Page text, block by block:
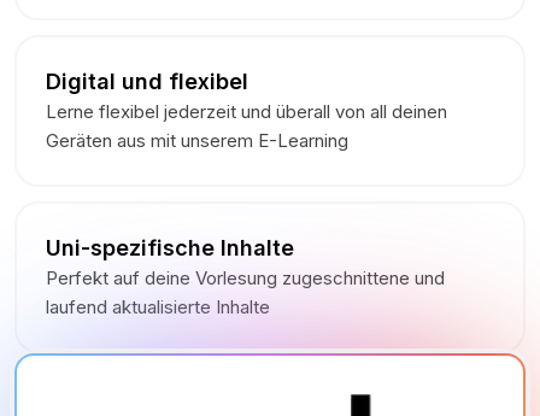
Digital und flexibel
Lerne flexibel jederzeit und überall von all deinen
Geräten aus mit unserem E-Learning
Uni-spezifische Inhalte
Perfekt auf deine Vorlesung zugeschnittene und
laufend aktualisierte Inhalte